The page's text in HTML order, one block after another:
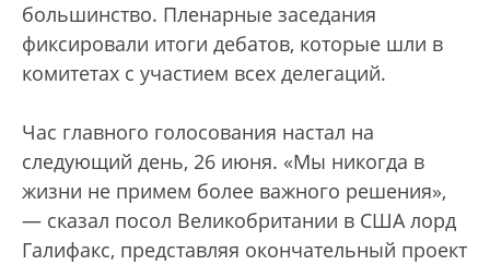
большинство. Пленарные заседания
фиксировали итоги дебатов, которые шли в
комитетах с участием всех делегаций.
Час главного голосования настал на
следующий день, 26 июня. «Мы никогда в
жизни не примем более важного решения»,
— сказал посол Великобритании в США лорд
Галифакс, представляя окончательный проект